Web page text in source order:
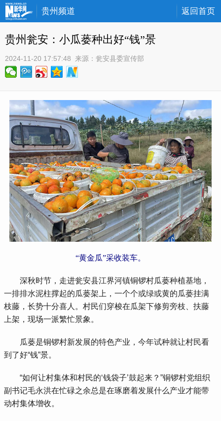
贵州频道 返回首页
贵州瓮安：小瓜蒌种出好“钱”景
2024-11-20 17:57:48 来源： 瓮安县委宣传部
“黄金瓜”采收装车。
深秋时节，走进瓮安县江界河镇铜锣村瓜蒌种植基地，
一排排水泥柱撑起的瓜蒌架上，一个个或绿或黄的瓜蒌挂满
枝藤，长势十分喜人。村民们穿梭在瓜架下修剪旁枝、扶藤
上架，现场一派繁忙景象。
瓜蒌是铜锣村新发展的特色产业，今年试种就让村民看
到了好“钱”景。
“如何让村集体和村民的‘钱袋子’鼓起来？”铜锣村党组织
副书记毛永洪在忙碌之余总是在琢磨着发展什么产业才能带
动村集体增收。